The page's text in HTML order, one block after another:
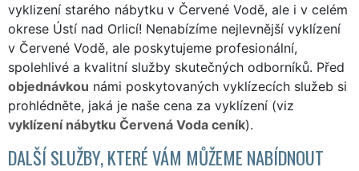
vyklizení starého nábytku v Červené Vodě, ale i v celém
okrese Ústí nad Orlicí! Nenabízíme nejlevnější vyklízení
v Červené Vodě, ale poskytujeme profesionální,
spolehlivé a kvalitní služby skutečných odborníků. Před
objednávkou námi poskytovaných vyklízecích služeb si
prohlédněte, jaká je naše cena za vyklízení (viz
vyklízení nábytku Červená Voda ceník).
DALŠÍ SLUŽBY, KTERÉ VÁM MŮŽEME NABÍDNOUT